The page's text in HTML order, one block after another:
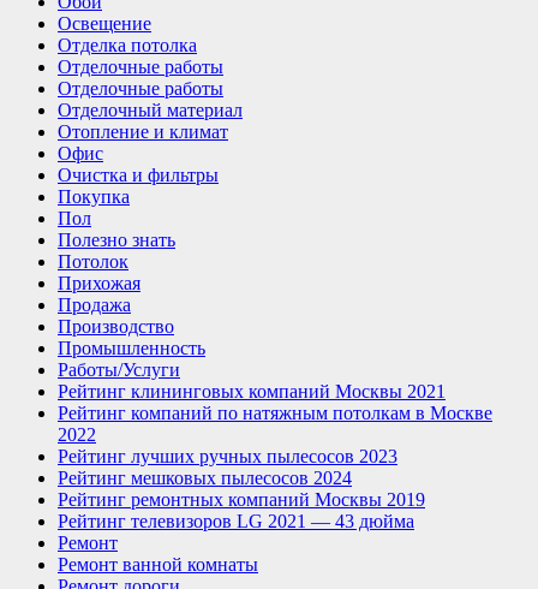
Освещение
Отделка потолка
Отделочные работы
Отделочные работы
Отделочный материал
Отопление и климат
Офис
Очистка и фильтры
Покупка
Пол
Полезно знать
Потолок
Прихожая
Продажа
Производство
Промышленность
Работы/Услуги
Рейтинг клининговых компаний Москвы 2021
Рейтинг компаний по натяжным потолкам в Москве
2022
Рейтинг лучших ручных пылесосов 2023
Рейтинг мешковых пылесосов 2024
Рейтинг ремонтных компаний Москвы 2019
Рейтинг телевизоров LG 2021 — 43 дюйма
Ремонт
Ремонт ванной комнаты